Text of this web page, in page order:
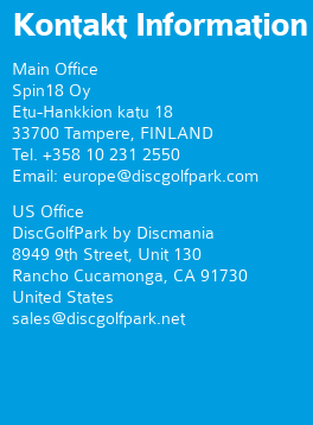
Kontakt Information
Main Office
Spin18 Oy
Etu-Hankkion katu 18
33700 Tampere, FINLAND
Tel. +358 10 231 2550
Email: europe@discgolfpark.com
US Office
DiscGolfPark by Discmania
8949 9th Street, Unit 130
Rancho Cucamonga, CA 91730
United States
sales@discgolfpark.net